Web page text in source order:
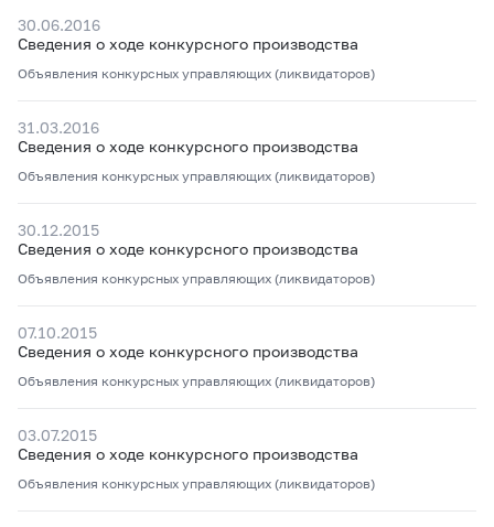
30.06.2016
Сведения о ходе конкурсного производства
Объявления конкурсных управляющих (ликвидаторов)
31.03.2016
Сведения о ходе конкурсного производства
Объявления конкурсных управляющих (ликвидаторов)
30.12.2015
Сведения о ходе конкурсного производства
Объявления конкурсных управляющих (ликвидаторов)
07.10.2015
Сведения о ходе конкурсного производства
Объявления конкурсных управляющих (ликвидаторов)
03.07.2015
Сведения о ходе конкурсного производства
Объявления конкурсных управляющих (ликвидаторов)